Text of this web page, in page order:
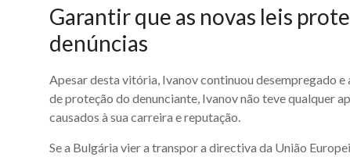
Garantir que as novas leis
denúncias
Apesar desta vitória, Ivanov continuou desempregado e
de proteção do denunciante, Ivanov não teve qualquer
causados à sua carreira e reputação.
Se a Bulgária vier a transpor a directiva da União